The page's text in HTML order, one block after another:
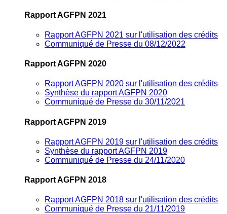
Rapport AGFPN 2021
Rapport AGFPN 2021 sur l'utilisation des crédits
Communiqué de Presse du 08/12/2022
Rapport AGFPN 2020
Rapport AGFPN 2020 sur l'utilisation des crédits
Synthèse du rapport AGFPN 2020
Communiqué de Presse du 30/11/2021
Rapport AGFPN 2019
Rapport AGFPN 2019 sur l'utilisation des crédits
Synthèse du rapport AGFPN 2019
Communiqué de Presse du 24/11/2020
Rapport AGFPN 2018
Rapport AGFPN 2018 sur l'utilisation des crédits
Communiqué de Presse du 21/11/2019